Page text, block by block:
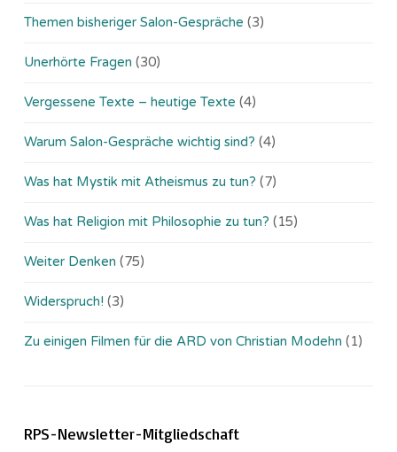
Themen bisheriger Salon-Gespräche (3)
Unerhörte Fragen (30)
Vergessene Texte – heutige Texte (4)
Warum Salon-Gespräche wichtig sind? (4)
Was hat Mystik mit Atheismus zu tun? (7)
Was hat Religion mit Philosophie zu tun? (15)
Weiter Denken (75)
Widerspruch! (3)
Zu einigen Filmen für die ARD von Christian Modehn (1)
RPS-Newsletter-Mitgliedschaft